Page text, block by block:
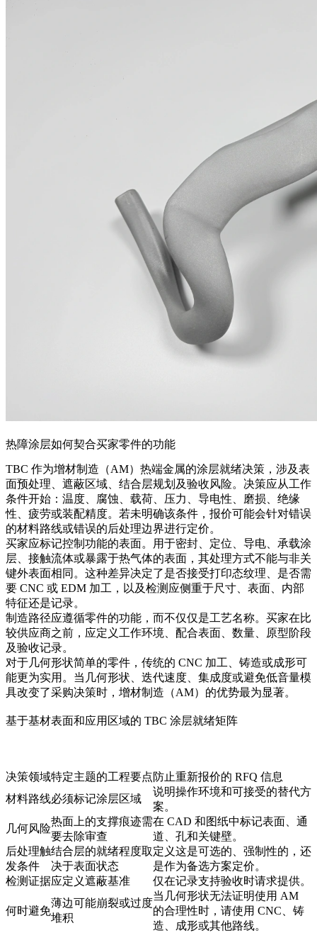
热障涂层如何契合买家零件的功能
TBC 作为增材制造（AM）热端金属的涂层就绪决策，涉及表
面预处理、遮蔽区域、结合层规划及验收风险。决策应从工作
条件开始：温度、腐蚀、载荷、压力、导电性、磨损、绝缘
性、疲劳或装配精度。若未明确该条件，报价可能会针对错误
的材料路线或错误的后处理边界进行定价。
买家应标记控制功能的表面。用于密封、定位、导电、承载涂
层、接触流体或暴露于热气体的表面，其处理方式不能与非关
键外表面相同。这种差异决定了是否接受打印态纹理、是否需
要 CNC 或 EDM 加工，以及检测应侧重于尺寸、表面、内部
特征还是记录。
制造路径应遵循零件的功能，而不仅仅是工艺名称。买家在比
较供应商之前，应定义工作环境、配合表面、数量、原型阶段
及验收记录。
对于几何形状简单的零件，传统的 CNC 加工、铸造或成形可
能更为实用。当几何形状、迭代速度、集成度或避免低音量模
具改变了采购决策时，增材制造（AM）的优势最为显著。
基于基材表面和应用区域的 TBC 涂层就绪矩阵
决策领域特定主题的工程要点防止重新报价的 RFQ 信息
材料路线必须标记涂层区域
说明操作环境和可接受的替代方
案。
几何风险
热面上的支撑痕迹需
要去除审查
在 CAD 和图纸中标记表面、通
道、孔和关键壁。
后处理触
发条件
结合层的就绪程度取
决于表面状态
定义这是可选的、强制性的，还
是作为备选方案定价。
检测证据应定义遮蔽基准 仅在记录支持验收时请求提供。
何时避免
薄边可能崩裂或过度
堆积
当几何形状无法证明使用 AM
的合理性时，请使用 CNC、铸
造、成形或其他路线。